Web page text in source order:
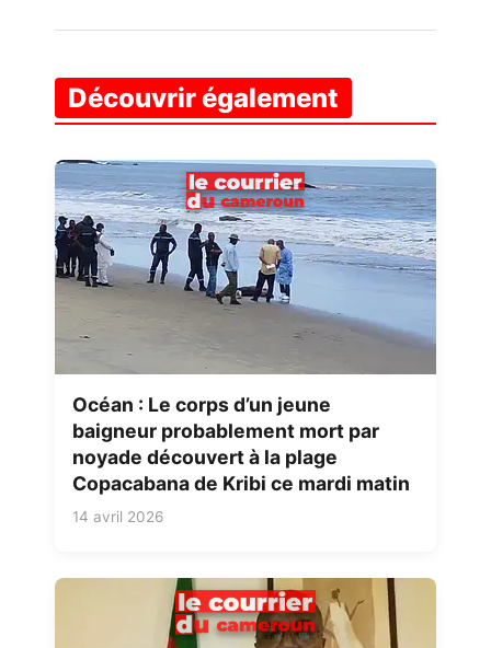
Découvrir également
Océan : Le corps d’un jeune
baigneur probablement mort par
noyade découvert à la plage
Copacabana de Kribi ce mardi matin
14 avril 2026